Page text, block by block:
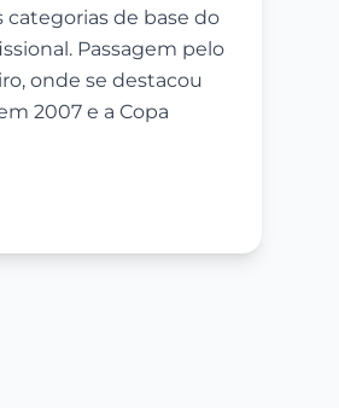
categorias de base do
Passagem pelo
onde se destacou
2007 e a Copa